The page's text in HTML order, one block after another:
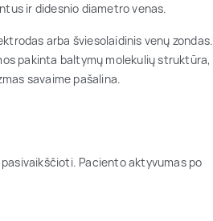
ir didesnio diametro venas.
arba šviesolaidinis venų zondas.
pakinta baltymų molekulių struktūra,
savaime pašalina.
Paciento aktyvumas po